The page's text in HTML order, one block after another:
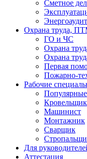
Сметное
Энергоаудит
Охрана труда,
ГО и ЧС
Охрана
Охрана
Первая
Пожарно-
Рабочие
Кровельщик
Машинист
Монтажник
Сварщик
Для
Аттестация